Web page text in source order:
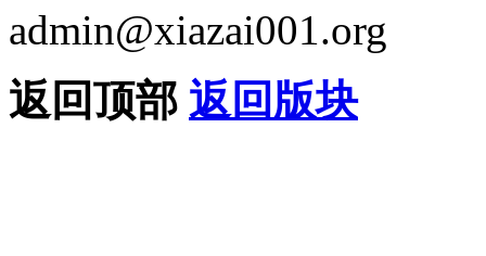
admin@xiazai001.org
返回顶部 返回版块